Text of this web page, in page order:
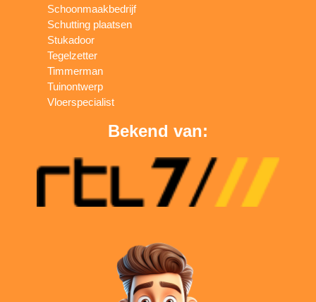
Schoonmaakbedrijf
Schutting plaatsen
Stukadoor
Tegelzetter
Timmerman
Tuinontwerp
Vloerspecialist
Bekend van: